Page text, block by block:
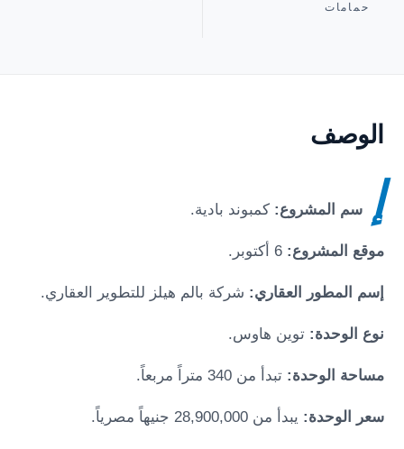
حمامات
الوصف
إ سم المشروع:كمبوند بادية.
موقع المشروع:6 أكتوبر .
إسم المطور العقاري: شركة بالم هيلز للتطوير العقاري.
نوع الوحدة: توين هاوس.
مساحة الوحدة:تبدأ من 340 متراً مربعاً.
سعر الوحدة: يبدأ من 28,900,000 جنيهاً مصرياً.